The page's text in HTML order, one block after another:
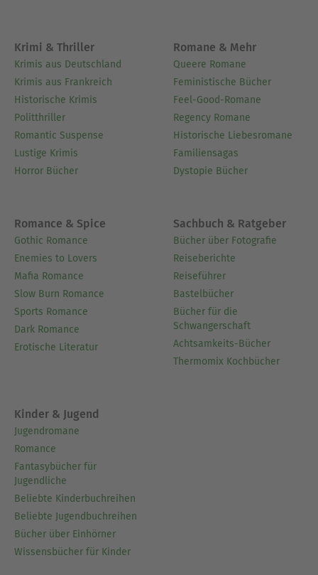
Krimi & Thriller
Krimis aus Deutschland
Krimis aus Frankreich
Historische Krimis
Politthriller
Romantic Suspense
Lustige Krimis
Horror Bücher
Romane & Mehr
Queere Romane
Feministische Bücher
Feel-Good-Romane
Regency Romane
Historische Liebesromane
Familiensagas
Dystopie Bücher
Romance & Spice
Gothic Romance
Enemies to Lovers
Mafia Romance
Slow Burn Romance
Sports Romance
Dark Romance
Erotische Literatur
Sachbuch & Ratgeber
Bücher über Fotografie
Reiseberichte
Reiseführer
Bastelbücher
Bücher für die
Schwangerschaft
Achtsamkeits-Bücher
Thermomix Kochbücher
Kinder & Jugend
Jugendromane
Romance
Fantasybücher für
Jugendliche
Beliebte Kinderbuchreihen
Beliebte Jugendbuchreihen
Bücher über Einhörner
Wissensbücher für Kinder